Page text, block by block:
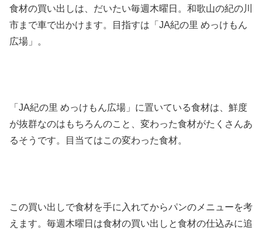
食材の買い出しは、だいたい毎週木曜日。和歌山の紀の川
市まで車で出かけます。目指すは「JA紀の里 めっけもん
広場」。
「JA紀の里 めっけもん広場」に置いている食材は、鮮度
が抜群なのはもちろんのこと、変わった食材がたくさんあ
るそうです。目当てはこの変わった食材。
この買い出しで食材を手に入れてからパンのメニューを考
えます。毎週木曜日は食材の買い出しと食材の仕込みに追